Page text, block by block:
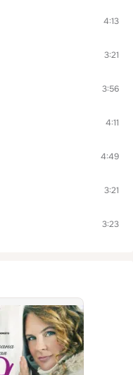
4:13
3:21
3:56
4:11
4:49
3:21
3:23